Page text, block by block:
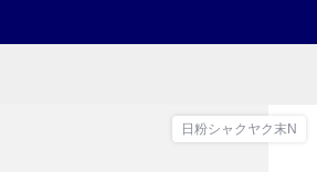
日粉シャクヤク末N